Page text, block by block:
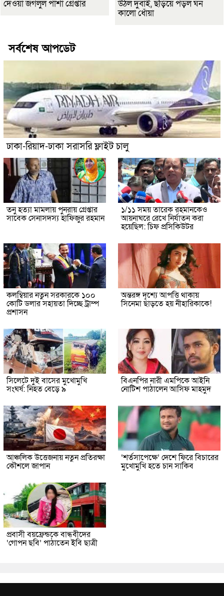
দেওয়া জগলুল পাশা গ্রেপ্তার
উঠল দুবাই, ছড়িয়ে পড়ল ঘন
কালো ধোঁয়া
সর্বশেষ আপডেট
ঢাকা-রিয়াদ-ঢাকা সরাসরি ফ্লাইট চালু
তনু হত্যা মামলায় পুনরায় গ্রেপ্তার
সাবেক সেনাসদস্য হাফিজুর রহমান
১/১১ সময় তারেক রহমানকেও
আয়নাঘরে রেখে নির্যাতন করা
হয়েছিল: চিফ প্রসিকিউটর
কলম্বিয়ার নতুন সরকারকে ১০০
কোটি ডলার সহায়তা দিচ্ছে ট্রাম্প
প্রশাসন
অন্তরঙ্গ দৃশ্যে আপত্তি থাকায়
সিনেমা ছাড়তে হয় নীহারিকাকে!
সিলেটে দুই বাসের মুখোমুখি
সংঘর্ষ: নিহত বেড়ে ৯
বিএনপির নারী এমপিকে আইনি
নোটিশ পাঠালেন আসিফ মাহমুদ
আঞ্চলিক উত্তেজনায় নতুন প্রতিরক্ষা
কৌশলে জাপান
‘শর্তসাপেক্ষে’ দেশে ফিরে বিচারের
মুখোমুখি হতে চান সাকিব
প্রবাসী বয়ফ্রেন্ডকে বান্ধবীদের
‘গোপন ছবি’ পাঠাতেন ইবি ছাত্রী